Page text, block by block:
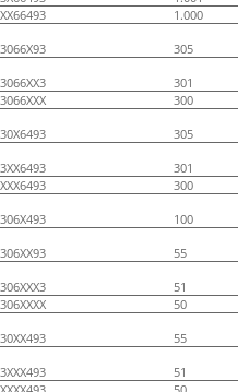
XX66493
1.000
3066X93
305
3066XX3
301
3066XXX
300
30X6493
305
3XX6493
301
XXX6493
300
306X493
100
306XX93
55
306XXX3
51
306XXXX
50
30XX493
55
3XXX493
51
XXXX493
50